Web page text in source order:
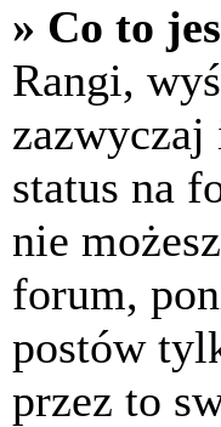
» Co to
Rangi,
status na
nie
forum,
postów
przez to